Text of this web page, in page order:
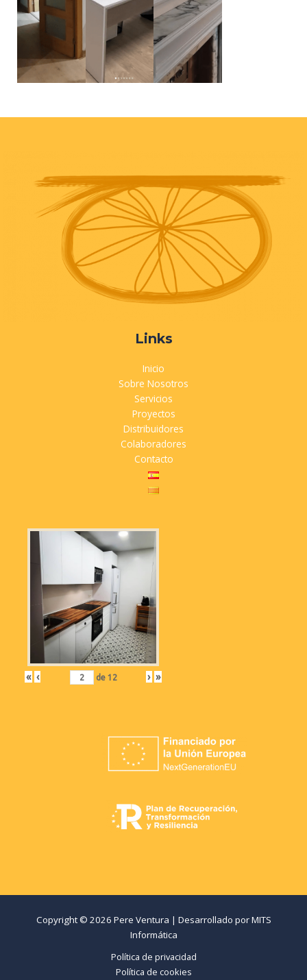
Links
Inicio
Sobre Nosotros
Servicios
Proyectos
Distribuidores
Colaboradores
Contacto
« ‹ de 12 › »
Copyright © 2026 Pere Ventura | Desarrollado porMITS
Informática
Política de privacidad
Política de cookies